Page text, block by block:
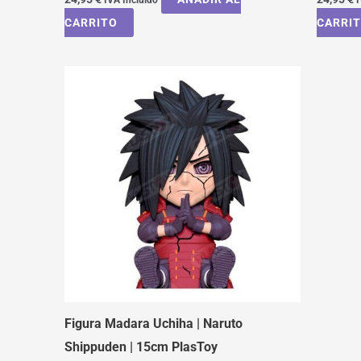
CARRITO
Figura Madara Uchiha | Naruto
Shippuden | 15cm PlasToy